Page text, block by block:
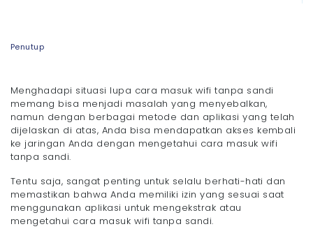
Penutup
Menghadapi situasi lupa cara masuk wifi tanpa sandi
memang bisa menjadi masalah yang menyebalkan,
namun dengan berbagai metode dan aplikasi yang telah
dijelaskan di atas, Anda bisa mendapatkan akses kembali
ke jaringan Anda dengan mengetahui cara masuk wifi
tanpa sandi.
Tentu saja, sangat penting untuk selalu berhati-hati dan
memastikan bahwa Anda memiliki izin yang sesuai saat
menggunakan aplikasi untuk mengekstrak atau
mengetahui cara masuk wifi tanpa sandi.